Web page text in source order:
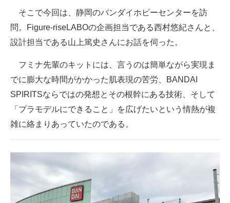
そこで今回は、静岡のバンダイホビーセンターを訪
問。Figure-riseLABOの企画担当である西村悠紀さんと、
設計担当である山上篤史さんにお話を伺った。
フミナ先輩のキットには、言うのは簡単ながら実現ま
でに膨大な時間がかかった肌表現の苦労、BANDAI
SPIRITSならではの発想とその根幹にある技術、そして
「プラモデルにできること」を広げたいという情熱が複
雑に絡まりあっていたのである。